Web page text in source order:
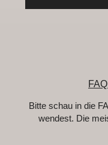
Bitte schau in die
wendest. Die